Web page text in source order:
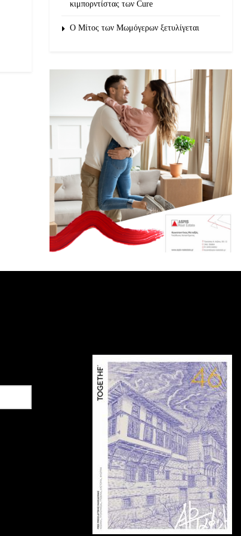
κιμπορντίστας των Cure
O Μίτος των Μωμόγερων ξετυλίγεται